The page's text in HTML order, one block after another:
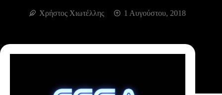
Χρήστος Χιωτέλλης 1 Αυγούστου, 2018